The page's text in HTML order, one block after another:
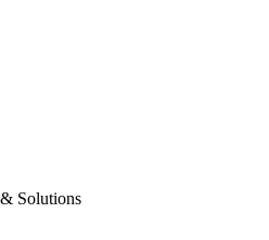
Solutions